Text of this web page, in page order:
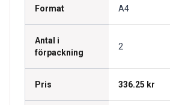
Format A4
Antal i
förpackning
2
Pris 336.25 kr